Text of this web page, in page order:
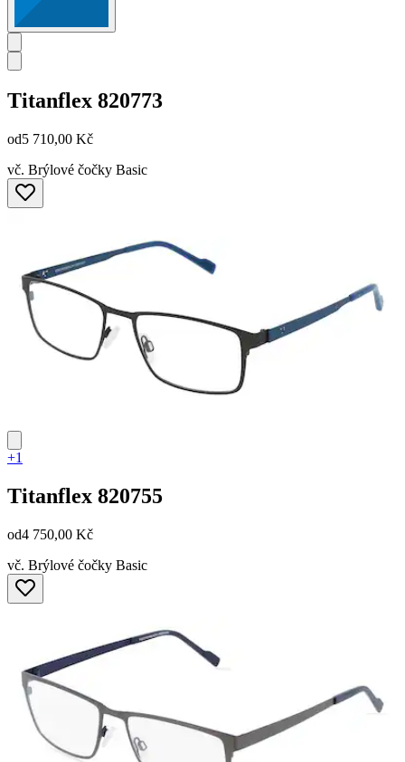
Titanflex 820773
od5 710,00 Kč
vč. Brýlové čočky Basic
+1
Titanflex 820755
od4 750,00 Kč
vč. Brýlové čočky Basic